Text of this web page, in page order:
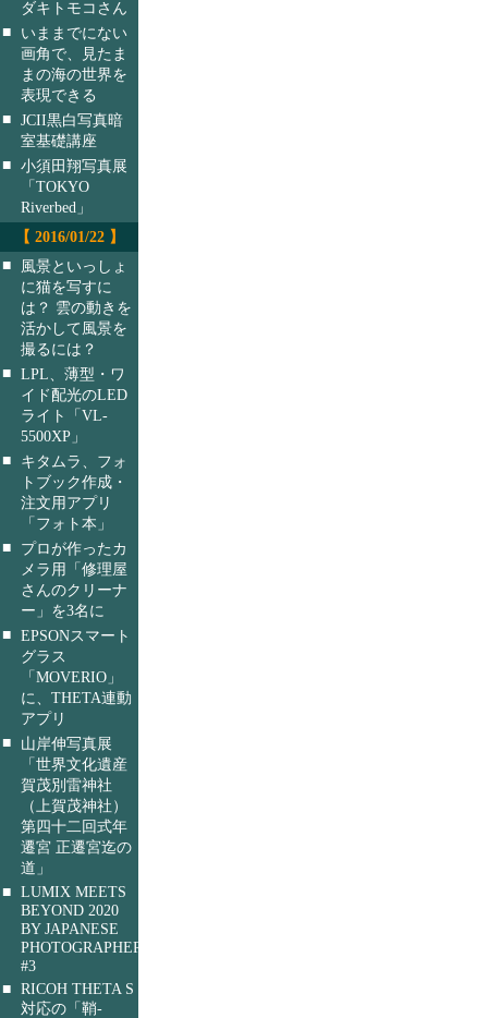
ダキトモコさん
■
いままでにない
画角で、見たま
まの海の世界を
表現できる
■ JCII黒白写真暗
室基礎講座
■ 小須田翔写真展
「TOKYO
Riverbed」
【 2016/01/22 】
■
風景といっしょ
に猫を写すに
は？ 雲の動きを
活かして風景を
撮るには？
■ LPL、薄型・ワ
イド配光のLED
ライト「VL-
5500XP」
■
キタムラ、フォ
トブック作成・
注文用アプリ
「フォト本」
■
プロが作ったカ
メラ用「修理屋
さんのクリーナ
ー」を3名に
■ EPSONスマート
グラス
「MOVERIO」
に、THETA連動
アプリ
■
山岸伸写真展
「世界文化遺産
賀茂別雷神社
（上賀茂神社）
第四十二回式年
遷宮 正遷宮迄の
道」
■ LUMIX MEETS
BEYOND 2020
BY JAPANESE
PHOTOGRAPHERS
#3
■ RICOH THETA S
対応の「鞘-